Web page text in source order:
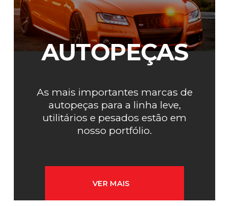
VER MAIS
AUTOPEÇAS
As mais importantes marcas de
autopeças para a linha leve,
utilitários e pesados estão em
nosso portfólio.